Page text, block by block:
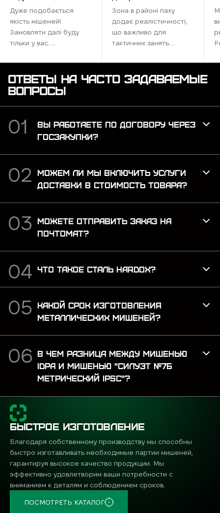
Дуже подобається
якість мішеней!
Замовляти далі буду
тільки у вас. ...
Зона в районі паху
додає реалістичності,
що важливо для
тактичних занять.
наших тренувань,
максимально
наближена до бойових
тих, хто хоче відточити
ОТВЕТЫ НА ЧАСТО ЗАДАВАЕМЫЕ
ВОПРОСЫ
ВЫ РАБОТАЕТЕ ПО ДОГОВОРУ ЧЕРЕЗ
ГОСЗАКУПКИ?
МОЖЕМ ЛИ МЫ ВКЛЮЧИТЬ УСЛУГИ
ДОСТАВКИ В СТОИМОСТЬ ТОВАРА?
МОЖЕТЕ ОТПРАВИТЬ ЗАКАЗ НА
ПОЧТОМАТ?
ЧТО ТАКОЕ СТАЛЬ HARDOX?
КАКОЙ СРОК ИЗГОТОВЛЕНИЯ
МЕТАЛЛИЧЕСКИХ МИШЕНЕЙ?
В ЧЕМ РАЗНИЦА МЕЖДУ МИШЕНЬЮ
IDPA И МИШЕНЬЮ "СИЛУЭТ №7Б
МЕТРИЧЕСКИЙ IPSC"?
БЫСТРОЕ ИЗГОТОВЛЕНИЕ
Благодаря собственному производству мы способны
быстро изготавливать необходимые партии мишеней,
гарантируя высокое качество продукции. Мы
эффективно удовлетворим ваши потребности с
вниманием к деталям и соблюдением сроков.
ПОСМОТРЕТЬ КАТАЛОГ